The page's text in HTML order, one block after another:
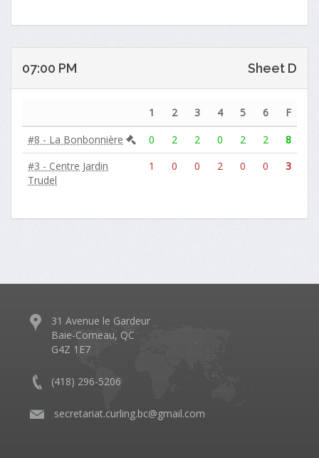
07:00 PM Sheet D
1 2 3 4 5 6
F
#8 - La Bonbonnière
0 2 2 0 2 2
8
#3 - Centre Jardin
Trudel
1 0 0 2 0 0 3
31 Avenue le Gardeur
Baie-Comeau, QC
G4Z 1E7
(418) 296-5206
secretariat.curling.bc@gmail.com